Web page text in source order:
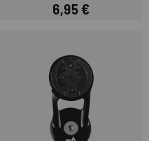
Precio
6,95 €